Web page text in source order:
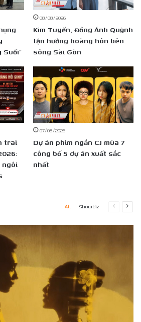
08/08/2026
Kim Tuyến, Đồng Ánh Quỳnh
tận hưởng hoàng hôn bên
sông Sài Gòn
trai
ngôi
07/08/2026
Dự án phim ngắn CJ mùa 7
công bố 5 dự án xuất sắc
nhất
All Showbiz
PreviousNext